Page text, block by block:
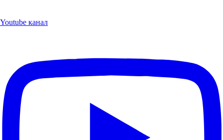
Youtube канал